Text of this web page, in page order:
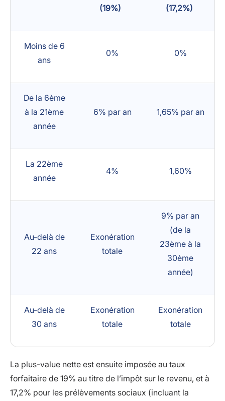
(19%)
(17,2%)
Moins de 6
ans
0% 0%
De la 6ème
à la 21ème
année
6% par an 1,65% par an
La 22ème
année
4% 1,60%
Au-delà de
22 ans
Exonération
totale
9% par an
(de la
23ème à la
30ème
année)
Au-delà de
30 ans
Exonération
totale
Exonération
totale
La plus-value nette est ensuite imposée au taux
forfaitaire de 19% au titre de l’impôt sur le revenu, et à
17,2% pour les prélèvements sociaux (incluant la